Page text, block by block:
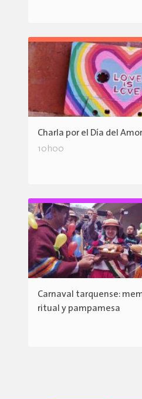
Charla por el Día del
10h00
Carnaval tarquense:
ritual y pampamesa